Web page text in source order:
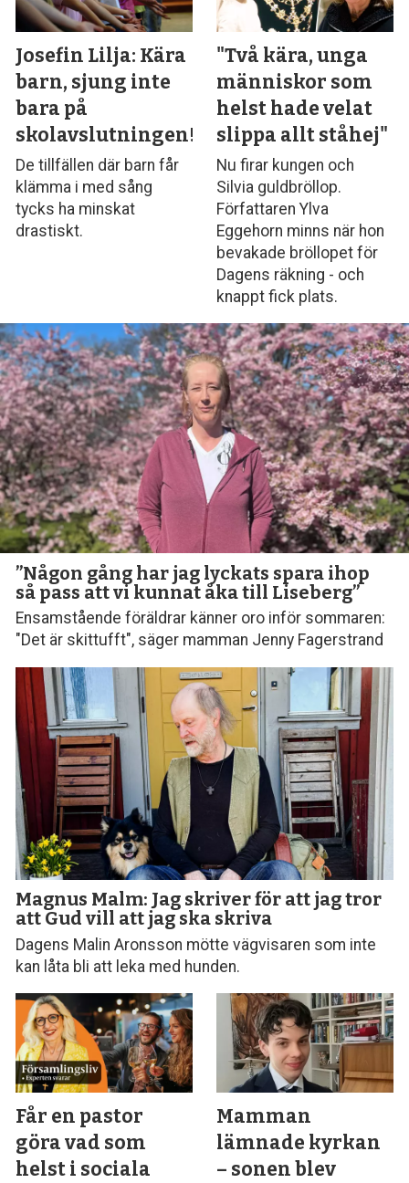
Josefin Lilja: Kära
barn, sjung inte
bara på
skolavslutningen!
De tillfällen där barn får
klämma i med sång
tycks ha minskat
drastiskt.
"Två kära, unga
människor som
helst hade velat
slippa allt ståhej"
Nu firar kungen och
Silvia guldbröllop.
Författaren Ylva
Eggehorn minns när hon
bevakade bröllopet för
Dagens räkning - och
knappt fick plats.
”Någon gång har jag lyckats spara ihop
så pass att vi kunnat åka till Liseberg”
Ensamstående föräldrar känner oro inför sommaren:
"Det är skittufft", säger mamman Jenny Fagerstrand
Magnus Malm: Jag skriver för att jag tror
att Gud vill att jag ska skriva
Dagens Malin Aronsson mötte vägvisaren som inte
kan låta bli att leka med hunden.
Får en pastor
göra vad som
helst i sociala
Mamman
lämnade kyrkan
– sonen blev